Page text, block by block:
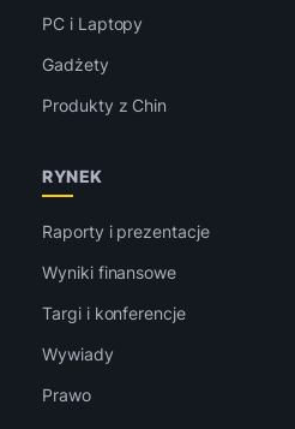
PC i Laptopy
Gadżety
Produkty z Chin
RYNEK
Raporty i prezentacje
Wyniki finansowe
Targi i konferencje
Wywiady
Prawo